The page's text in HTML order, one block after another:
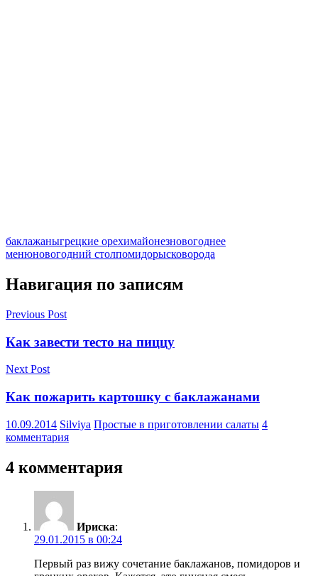
баклажаныгрецкие орехимайонезновогоднее
менюновогодний столпомидорысковорода
Навигация по записям
Previous Post
Как завести тесто на пиццу
Next Post
Как пожарить картошку с баклажанами
10.09.2014 Silviya Простые в приготовлении салаты 4
комментария
4 комментария
Ириска:
29.01.2015 в 00:24
Первый раз вижу сочетание баклажанов, помидоров и